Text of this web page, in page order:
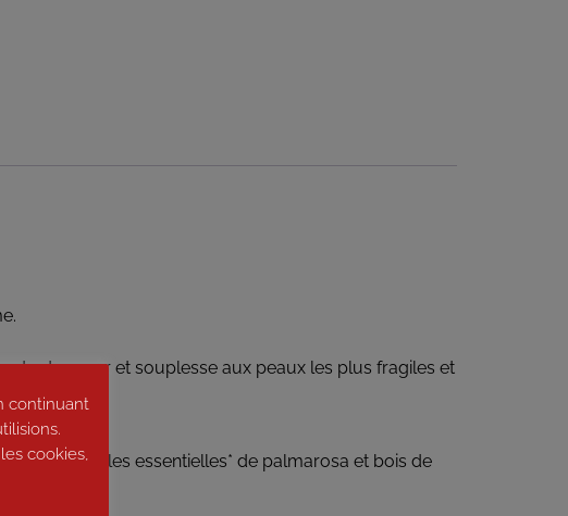
douceur et souplesse aux peaux les plus fragiles et
huiles essentielles* de palmarosa et bois de
continuant
cookies,